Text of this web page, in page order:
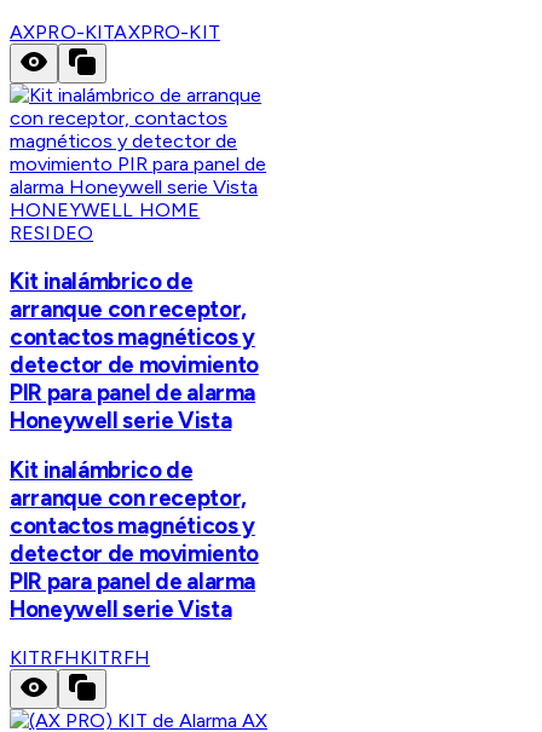
AXPRO-KITAXPRO-KIT
HONEYWELL HOME
RESIDEO
Kit inalámbrico de
arranque con receptor,
contactos magnéticos y
detector de movimiento
PIR para panel de alarma
Honeywell serie Vista
Kit inalámbrico de
arranque con receptor,
contactos magnéticos y
detector de movimiento
PIR para panel de alarma
Honeywell serie Vista
KITRFHKITRFH